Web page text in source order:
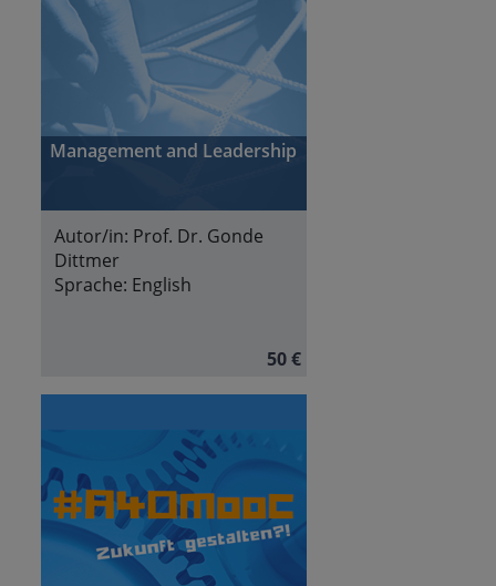
Management and Leadership
Autor/in: Prof. Dr. Gonde
Dittmer
Sprache: English
50 €